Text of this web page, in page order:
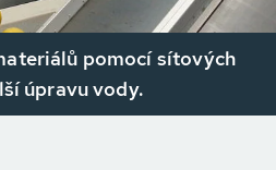
pomocí sítových
úpravu vody.